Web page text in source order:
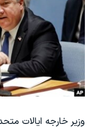
فرهنگ و زندگی
حقوق شهروندی
اقتصادی
علم و فناوری
اسرائیل در جنگ
آرشیو پخش زنده
مستندها
انتخابات ریاست جمهوری
حمله جمهوری اسلامی
رمز مهسا
ورزش زنان در ایران
مجموعه مستندهای
دنبال کنید
زبانهای مختلف
وزیر خارجه ایالات